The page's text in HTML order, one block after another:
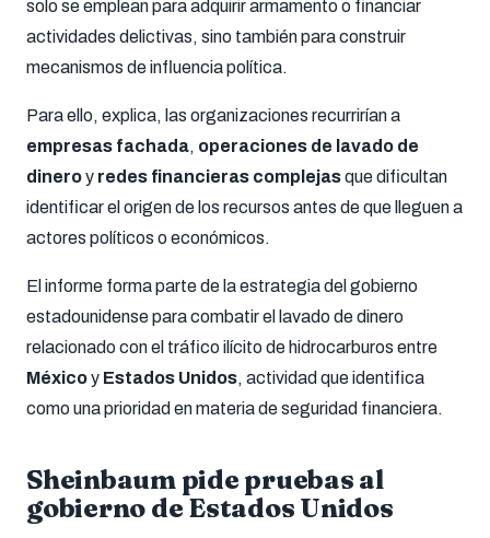
solo se emplean para adquirir armamento o financiar
actividades delictivas, sino también para construir
mecanismos de influencia política.
Para ello, explica, las organizaciones recurrirían a
empresas fachada, operaciones de lavado de
dineroy redes financieras complejasque dificultan
identificar el origen de los recursos antes de que lleguen a
actores políticos o económicos.
El informe forma parte de la estrategia del gobierno
estadounidense para combatir el lavado de dinero
relacionado con el tráfico ilícito de hidrocarburos entre
Méxicoy Estados Unidos, actividad que identifica
como una prioridad en materia de seguridad financiera.
Sheinbaum pide pruebas al
gobierno de Estados Unidos